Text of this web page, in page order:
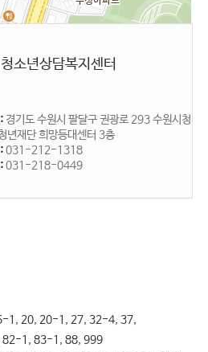
소년상담복지센터
경기도 수원시 팔달구 권광로 293 수원시청
년재단 희망등대센터 3층
031-212-1318
031-218-0449
1, 20, 20-1, 27, 32-4, 37,
1, 83-1, 88, 999